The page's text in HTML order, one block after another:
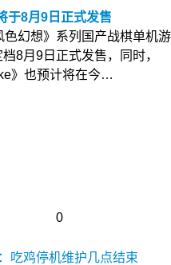
于8月9日正式发售
幻想》系列国产战棋单机游
8月9日正式发售，同时，
》也预计将在今…
0
吃鸡停机维护几点结束